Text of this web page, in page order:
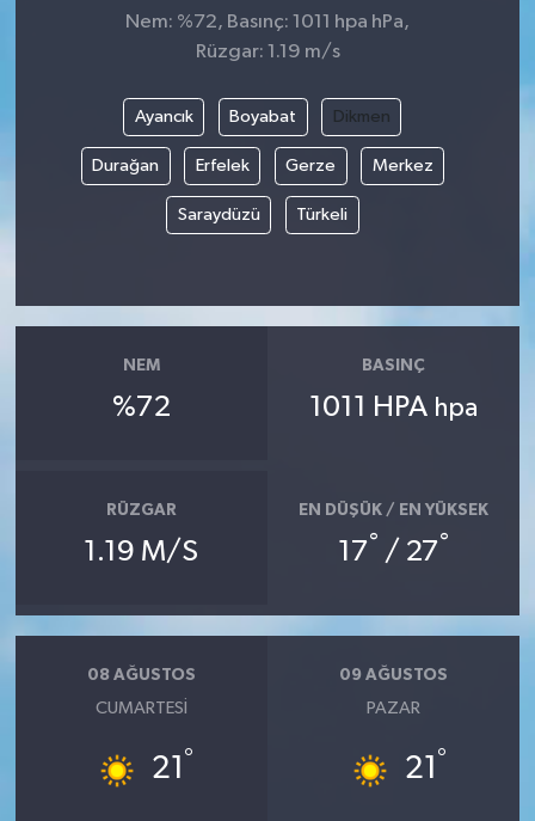
Nem: %72, Basınç: 1011 hpa hPa,
Rüzgar: 1.19 m/s
Ayancık Boyabat Dikmen
Durağan Erfelek Gerze Merkez
Saraydüzü Türkeli
NEM
%72
BASINÇ
1011 HPA hpa
RÜZGAR
1.19 M/S
EN DÜŞÜK / EN YÜKSEK
17° / 27°
08 AĞUSTOS
CUMARTESI
21 °
09 AĞUSTOS
PAZAR
21 °
Resmî ilanlar
Sağlık
Spor
Tarım ve Ekonomi
Yaşam